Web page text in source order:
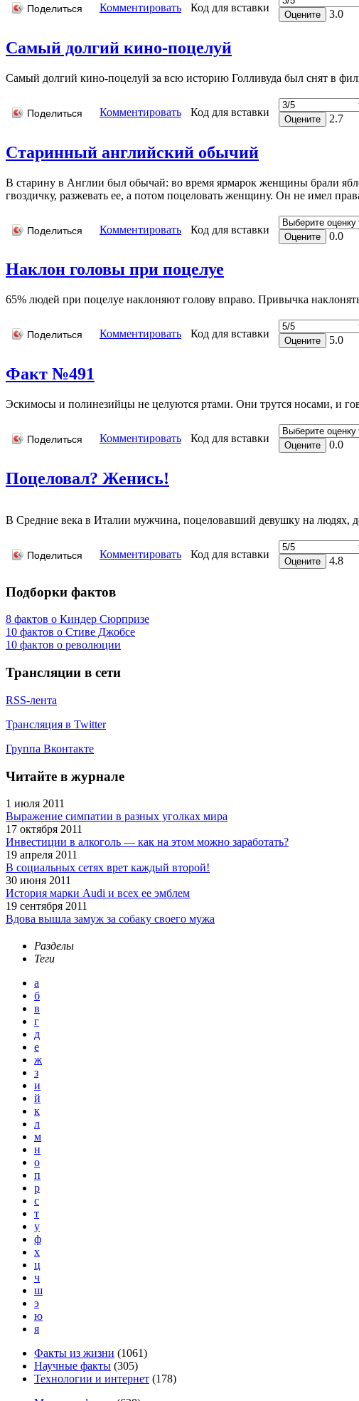
Поделиться Комментировать Код для вставки
3.0
Самый долгий кино-поцелуй
Самый долгий кино-поцелуй за всю историю Голливуда был снят в
Поделиться Комментировать Код для вставки
2.7
Старинный английский обычий
В старину в Англии был обычай: во время ярмарок женщины брали
гвоздичку, разжевать ее, а потом поцеловать женщину. Он не имел
Поделиться Комментировать Код для вставки
0.0
Наклон головы при поцелуе
65% людей при поцелуе наклоняют голову вправо. Привычка
Поделиться Комментировать Код для вставки
5.0
Факт №491
Эскимосы и полинезийцы не целуются ртами. Они трутся носами, и
Поделиться Комментировать Код для вставки
0.0
Поцеловал? Женись!
В Средние века в Италии мужчина, поцеловавший девушку на людях,
Поделиться Комментировать Код для вставки
4.8
Подборки фактов
8 фактов о Киндер Сюрпризе
10 фактов о Стиве Джобсе
10 фактов о революции
Трансляции в сети
RSS-лента
Трансляция в Twitter
Группа Вконтакте
Читайте в журнале
1 июля 2011
Выражение симпатии в разных уголках мира
17 октября 2011
Инвестиции в алкоголь — как на этом можно заработать?
19 апреля 2011
В социальных сетях врет каждый второй!
30 июня 2011
История марки Audi и всех ее эмблем
19 сентября 2011
Вдова вышла замуж за собаку своего мужа
Разделы
Теги
а
б
в
г
д
е
ж
з
и
й
к
л
м
н
о
п
р
с
т
у
ф
х
ц
ч
ш
э
ю
я
Факты из жизни (1061)
Научные факты (305)
Технологии и интернет (178)